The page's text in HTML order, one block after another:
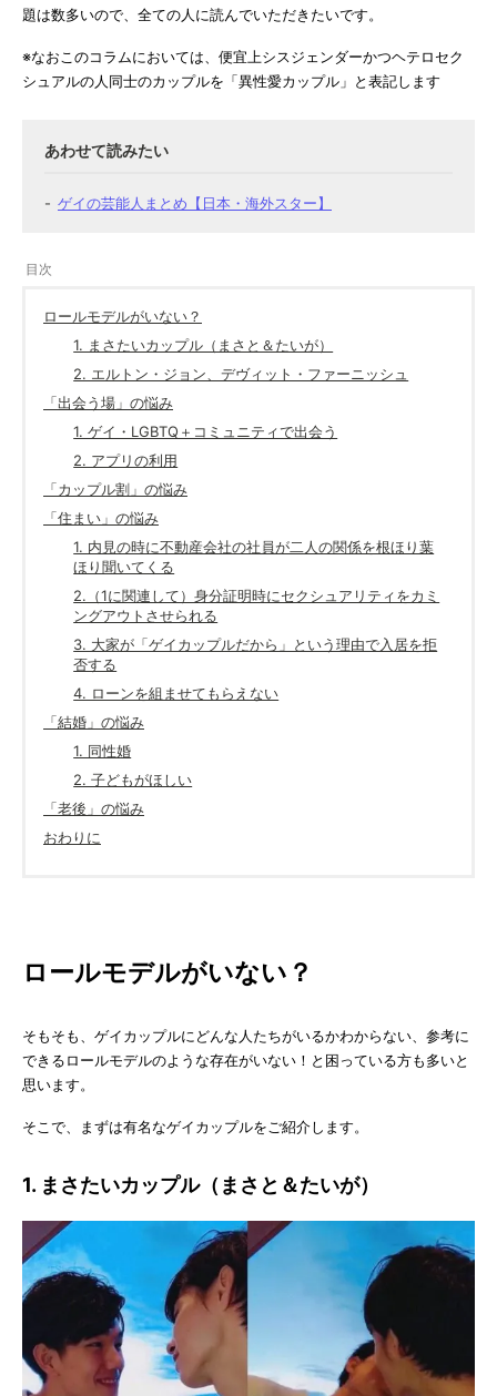
題は数多いので、全ての人に読んでいただきたいです。
※なおこのコラムにおいては、便宜上シスジェンダーかつヘテロセク
シュアルの人同士のカップルを「異性愛カップル」と表記します
ゲイの芸能人まとめ【日本・海外スター】
ロールモデルがいない？
1. まさたいカップル（まさと＆たいが）
2. エルトン・ジョン、デヴィット・ファーニッシュ
「出会う場」の悩み
1. ゲイ・LGBTQ＋コミュニティで出会う
2. アプリの利用
「カップル割」の悩み
「住まい」の悩み
1. 内見の時に不動産会社の社員が二人の関係を根ほり葉
ほり聞いてくる
2.（1に関連して）身分証明時にセクシュアリティをカミ
ングアウトさせられる
3. 大家が「ゲイカップルだから」という理由で入居を拒
否する
4. ローンを組ませてもらえない
「結婚」の悩み
1. 同性婚
2. 子どもがほしい
「老後」の悩み
おわりに
ロールモデルがいない？
そもそも、ゲイカップルにどんな人たちがいるかわからない、参考に
できるロールモデルのような存在がいない！と困っている方も多いと
思います。
そこで、まずは有名なゲイカップルをご紹介します。
1. まさたいカップル（まさと＆たいが）